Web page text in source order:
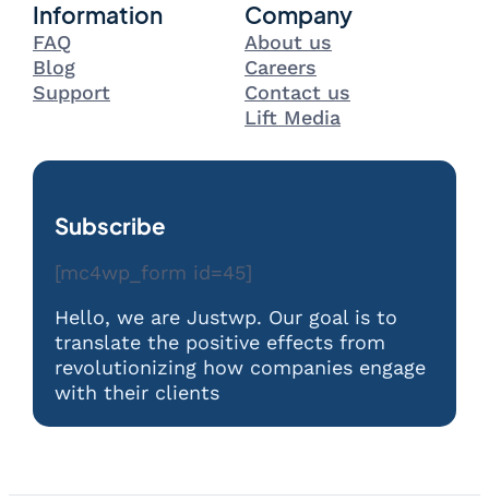
Information
FAQ
Blog
Support
Company
About us
Careers
Contact us
Lift Media
Subscribe
[mc4wp_form id=45]
Hello, we are Justwp. Our goal is to
translate the positive effects from
revolutionizing how companies engage
with their clients